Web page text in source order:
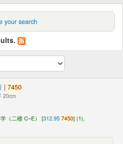
your search
| 7450
20cm
（二楼 C~E） [312.957450] (1),